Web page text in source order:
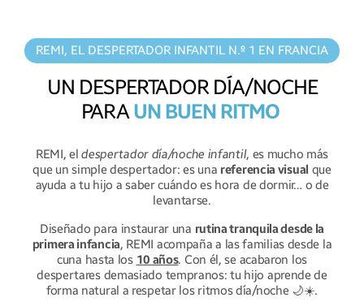
REMI, EL DESPERTADOR INFANTIL N.º 1 EN FRANCIA
UN DESPERTADOR DÍA/NOCHE
PARAUN BUEN RITMO
REMI, eldespertador día/noche infantil, es mucho más
que un simple despertador: es una referencia visual que
ayuda a tu hijo a saber cuándo es hora de dormir… o de
levantarse.
Diseñado para instaurar una rutina tranquila desde la
primera infancia, REMI acompaña a las familias desde la
cuna hasta los 10 años. Con él, se acabaron los
despertares demasiado tempranos: tu hijo aprende de
forma natural a respetar los ritmos día/noche 🌙☀️.